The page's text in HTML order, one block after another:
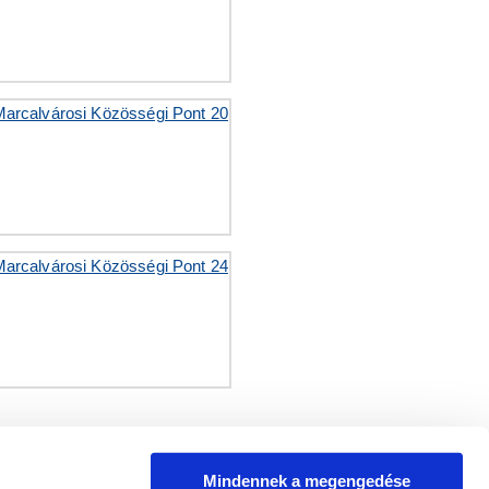
Mindennek a megengedése